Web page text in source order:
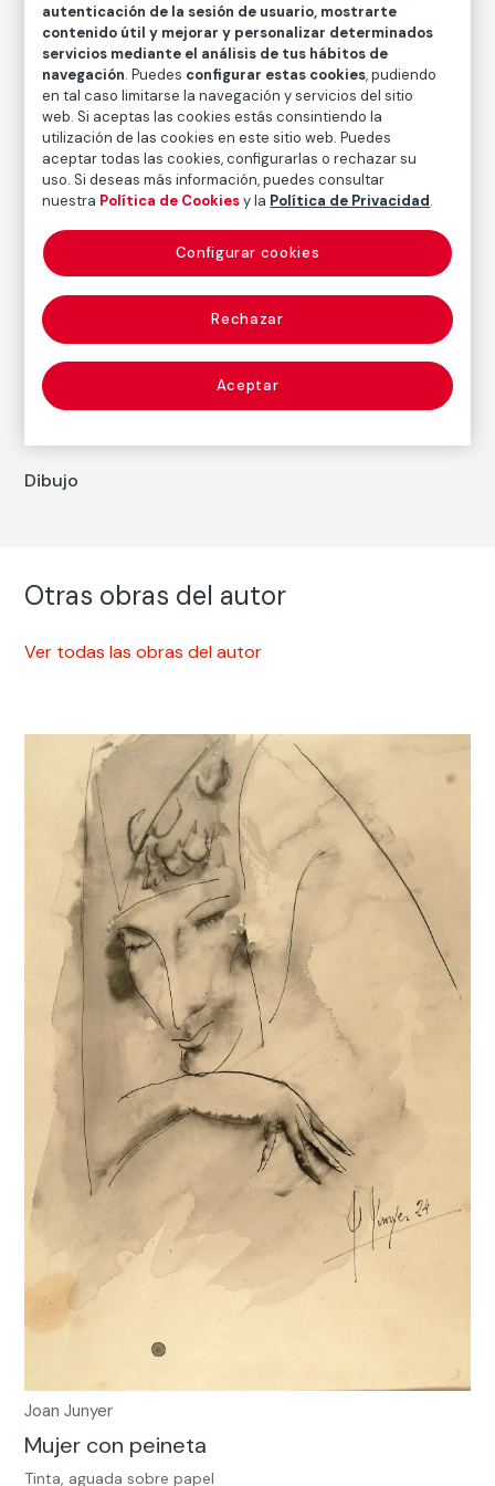
Medidas
Medidas mancha: 16,2 × 15,8 cm
Inventario
FM002039
Fecha
1935
Firmado en el ángulo inferior derecho: “Junyer 35”
Autor
Joan Junyer
Nacimiento: Barcelona, 1904
Fallecimiento: Barcelona, 1994
Dibujo
Otras obras del autor
Ver todas las obras del autor
Joan Junyer
Mujer con peineta
Tinta, aguada sobre papel
autenticación de la sesión de usuario, mostrarte
contenido útil y mejorar y personalizar determinados
servicios mediante el análisis de tus hábitos de
navegación. Puedes configurar estas cookies, pudiendo
en tal caso limitarse la navegación y servicios del sitio
web. Si aceptas las cookies estás consintiendo la
utilización de las cookies en este sitio web. Puedes
aceptar todas las cookies, configurarlas o rechazar su
uso. Si deseas más información, puedes consultar
nuestra Política de Cookiesy la Política de Privacidad.
Rechazar
Aceptar
Configurar cookies